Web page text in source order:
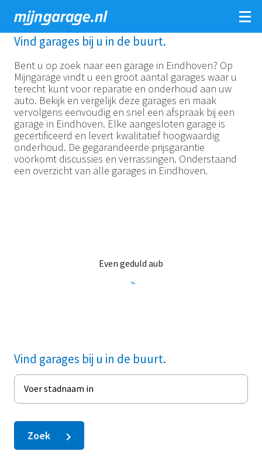
Overslaan
naar
inhoud
gaan
Vind garages bij u in de buurt.
Bent u op zoek naar een garage in Eindhoven? Op
Mijngarage vindt u een groot aantal garages waar u
terecht kunt voor reparatie en onderhoud aan uw
auto. Bekijk en vergelijk deze garages en maak
vervolgens eenvoudig en snel een afspraak bij een
garage in Eindhoven. Elke aangesloten garage is
gecertificeerd en levert kwalitatief hoogwaardig
onderhoud. De gegarandeerde prijsgarantie
voorkomt discussies en verrassingen. Onderstaand
een overzicht van alle garages in Eindhoven.
Even geduld aub
Vind garages bij u in de buurt.
Voer stadnaam in
Zoek